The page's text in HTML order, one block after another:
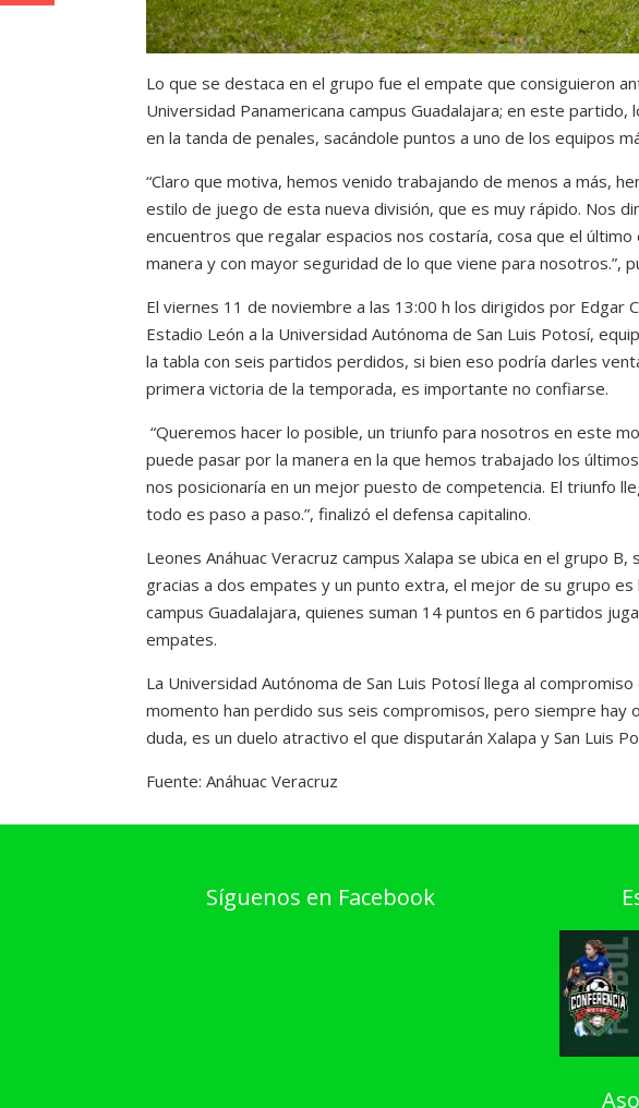
Lo que se destaca en el grupo fue el empate que consiguieron
Universidad Panamericana campus Guadalajara; en este
en la tanda de penales, sacándole puntos a uno de los equipos
“Claro que motiva, hemos venido trabajando de menos a más,
estilo de juego de esta nueva división, que es muy rápido. Nos
encuentros que regalar espacios nos costaría, cosa que el
manera y con mayor seguridad de lo que viene para nosotros.”,
El viernes 11 de noviembre a las 13:00 h los dirigidos por Edgar
Estadio León a la Universidad Autónoma de San Luis Potosí,
la tabla con seis partidos perdidos, si bien eso podría darles
primera victoria de la temporada, es importante no confiarse.
“Queremos hacer lo posible, un triunfo para nosotros en este
puede pasar por la manera en la que hemos trabajado los
nos posicionaría en un mejor puesto de competencia. El triunfo
todo es paso a paso.”, finalizó el defensa capitalino.
Leones Anáhuac Veracruz campus Xalapa se ubica en el grupo
gracias a dos empates y un punto extra, el mejor de su grupo es
campus Guadalajara, quienes suman 14 puntos en 6 partidos
empates.
La Universidad Autónoma de San Luis Potosí llega al
momento han perdido sus seis compromisos, pero siempre hay
duda, es un duelo atractivo el que disputarán Xalapa y San Luis
Fuente: Anáhuac Veracruz
Síguenos en Facebook